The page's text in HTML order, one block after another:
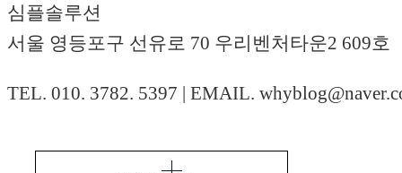
심플솔루션
서울 영등포구 선유로 70 우리벤처타운2 609호
TEL. 010. 3782. 5397 | EMAIL.